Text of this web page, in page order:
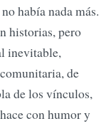
había nada más.
historias, pero
inevitable,
de
de los vínculos,
con humor y